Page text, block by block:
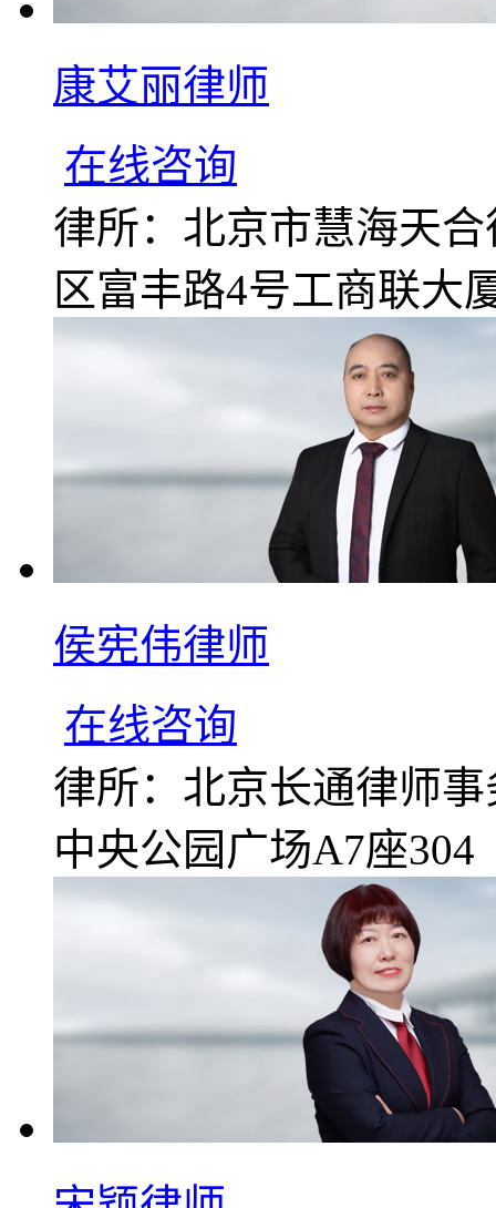
康艾丽律师
在线咨询
律所：北京市慧海天
区富丰路4号工商联大
侯宪伟律师
在线咨询
律所：北京长通律师事
中央公园广场A7座304